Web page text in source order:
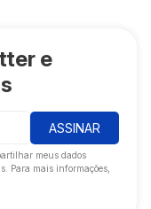
e
ASSINAR
meus dados
Para mais informações,